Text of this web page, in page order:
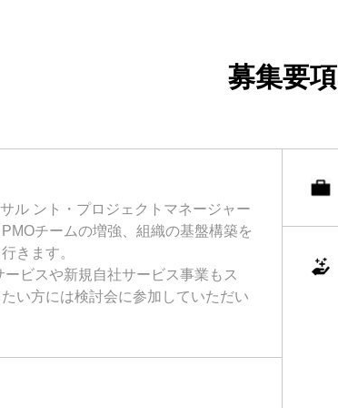
募集要項
ル ント・プロジェクトマネージャー
チームの増強、組織の基盤構築を
きます。
ビスや新規自社サービス事業もス
い方には検討会に参加していただい